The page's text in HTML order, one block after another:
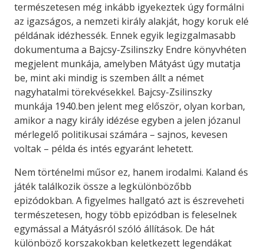
természetesen még inkább igyekeztek úgy formálni
az igazságos, a nemzeti király alakját, hogy koruk elé
példának idézhessék. Ennek egyik legizgalmasabb
dokumentuma a Bajcsy-Zsilinszky Endre könyvhéten
megjelent munkája, amelyben Mátyást úgy mutatja
be, mint aki mindig is szemben állt a német
nagyhatalmi törekvésekkel. Bajcsy-Zsilinszky
munkája 1940.ben jelent meg először, olyan korban,
amikor a nagy király idézése egyben a jelen józanul
mérlegelő politikusai számára – sajnos, kevesen
voltak – példa és intés egyaránt lehetett.
Nem történelmi műsor ez, hanem irodalmi. Kaland és
játék találkozik össze a legkülönbözőbb
epizódokban. A figyelmes hallgató azt is észreveheti
természetesen, hogy több epizódban is feleselnek
egymással a Mátyásról szóló állítások. De hát
különböző korszakokban keletkezett legendákat